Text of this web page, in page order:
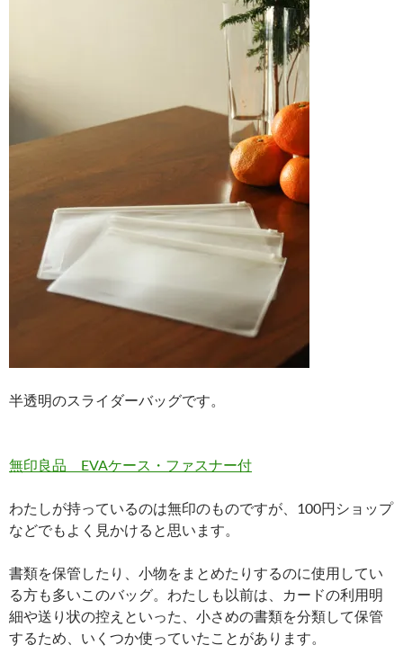
半透明のスライダーバッグです。
無印良品 EVAケース・ファスナー付
わたしが持っているのは無印のものですが、100円ショップ
などでもよく見かけると思います。
書類を保管したり、小物をまとめたりするのに使用してい
る方も多いこのバッグ。わたしも以前は、カードの利用明
細や送り状の控えといった、小さめの書類を分類して保管
するため、いくつか使っていたことがあります。